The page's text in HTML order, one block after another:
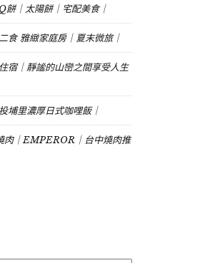
餅｜太陽餅｜宅配美食｜
食 雅緻家庭房｜夏末微旅｜
宿｜靜謐的山巒之間享受人生
埔里濃厚日式咖哩飯｜
｜EMPEROR｜台中燒肉推